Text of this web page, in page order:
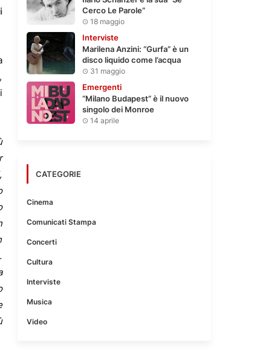
Cerco Le Parole”
18 maggio
Interviste
Marilena Anzini: “Gurfa” è un
disco liquido come l’acqua
31 maggio
Emergenti
“Milano Budapest” è il nuovo
singolo dei Monroe
14 aprile
CATEGORIE
Cinema
Comunicati Stampa
Concerti
Cultura
Interviste
Musica
Video